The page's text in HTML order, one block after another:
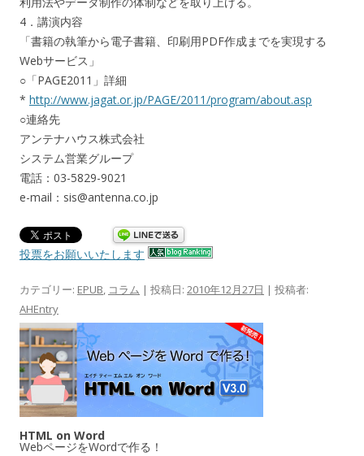
4．講演内容
「書籍の執筆から電子書籍、印刷用PDF作成までを実現する
Webサービス」
○「PAGE2011」詳細
* http://www.jagat.or.jp/PAGE/2011/program/about.asp
○連絡先
アンテナハウス株式会社
システム営業グループ
電話：03-5829-9021
e-mail：sis@antenna.co.jp
投票をお願いいたします
カテゴリー: EPUB, コラム | 投稿日: 2010年12月27日 | 投稿者:
AHEntry
HTML on Word
WebページをWordで作る！